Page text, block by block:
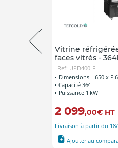
Vitrine
faces vitrés -
Ref: UPD400-F
Dimensions L 650 x P
Capacité 364 L
Puissance 1 kW
2 099,00€ HT
Livraison à partir du
Ajouter au